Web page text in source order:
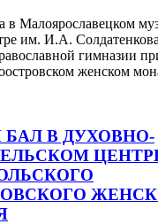
в Малоярославецком
им. И.А.
гимназии
женском
В ДУХОВНО-